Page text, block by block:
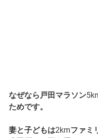
なぜなら戸田マラソン
ためです。
妻と子どもは2kmファミ